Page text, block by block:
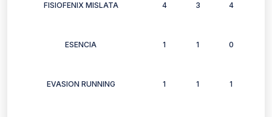
FISIOFENIX MISLATA 4 3 4
ESENCIA 1 1 0
EVASION RUNNING 1 1 1